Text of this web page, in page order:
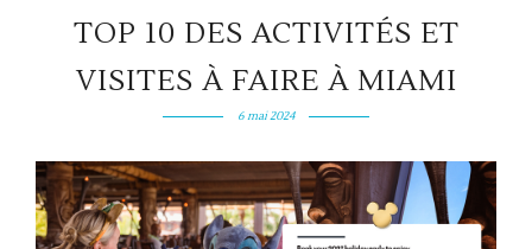
TOP 10 DES ACTIVITÉS ET
VISITES À FAIRE À MIAMI
6 mai 2024